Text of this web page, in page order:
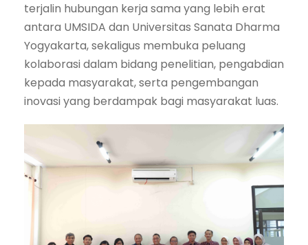
terjalin hubungan kerja sama yang lebih erat
antara UMSIDA dan Universitas Sanata Dharma
Yogyakarta, sekaligus membuka peluang
kolaborasi dalam bidang penelitian, pengabdian
kepada masyarakat, serta pengembangan
inovasi yang berdampak bagi masyarakat luas.